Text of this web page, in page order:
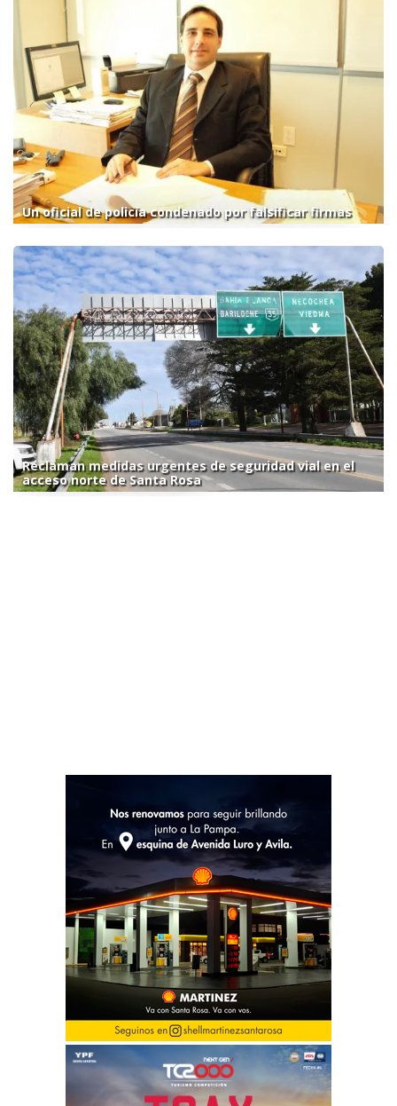
Un oficial de policía condenado por falsificar firmas
Reclaman medidas urgentes de seguridad vial en el
acceso norte de Santa Rosa